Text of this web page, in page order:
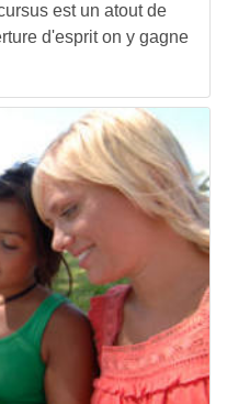
est un atout de
d'esprit on y gagne